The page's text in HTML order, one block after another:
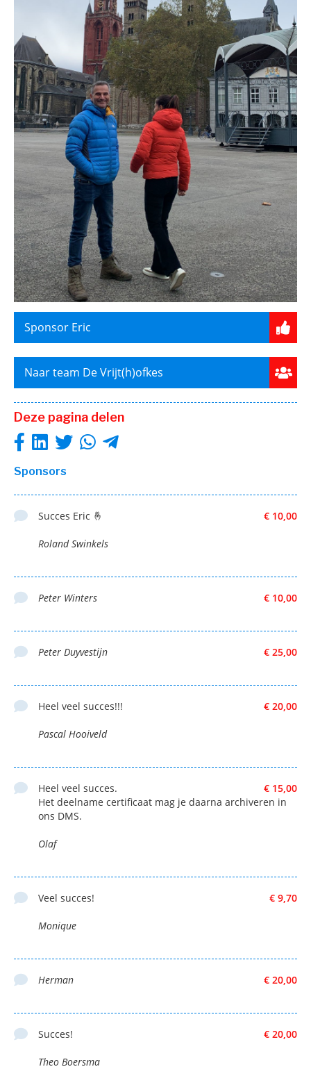
Sponsor Eric
Naar team De Vrijt(h)ofkes
Deze pagina delen
Sponsors
€ 10,00
Succes Eric 🤞
Roland Swinkels
€ 10,00
Peter Winters
€ 25,00
Peter Duyvestijn
€ 20,00
Heel veel succes!!!
Pascal Hooiveld
€ 15,00
Heel veel succes.
Het deelname certificaat mag je daarna archiveren in
ons DMS.
Olaf
€ 9,70
Veel succes!
Monique
€ 20,00
Herman
€ 20,00
Succes!
Theo Boersma